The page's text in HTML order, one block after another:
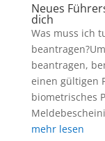
Neues
dich
Was muss ich
beantragen,
einen gültigen
biometrisches
mehr lesen